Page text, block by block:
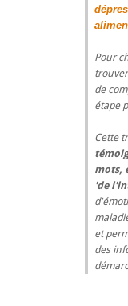
Pour
de
étape
Cette
mots,
'de
et
des